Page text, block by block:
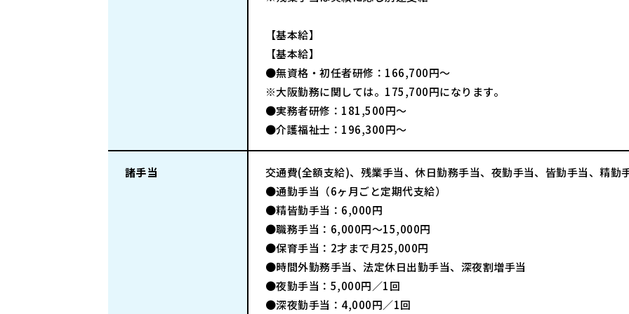
【基本給】
【基本給】
●無資格・初任者研修：166,700円～
※大阪勤務に関しては。175,700円になります。
●実務者研修：181,500円～
●介護福祉士：196,300円～
諸手当
交通費(全額支給)、残業手当、休日勤務手当、夜勤手当、皆勤手当、精勤
●通勤手当（6ヶ月ごと定期代支給）
●精皆勤手当：6,000円
●職務手当：6,000円～15,000円
●保育手当：2才まで月25,000円
●時間外勤務手当、法定休日出勤手当、深夜割増手当
●夜勤手当：5,000円／1回
●深夜勤手当：4,000円／1回